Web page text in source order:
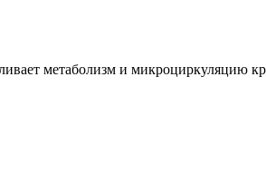
метаболизм и микроциркуляцию